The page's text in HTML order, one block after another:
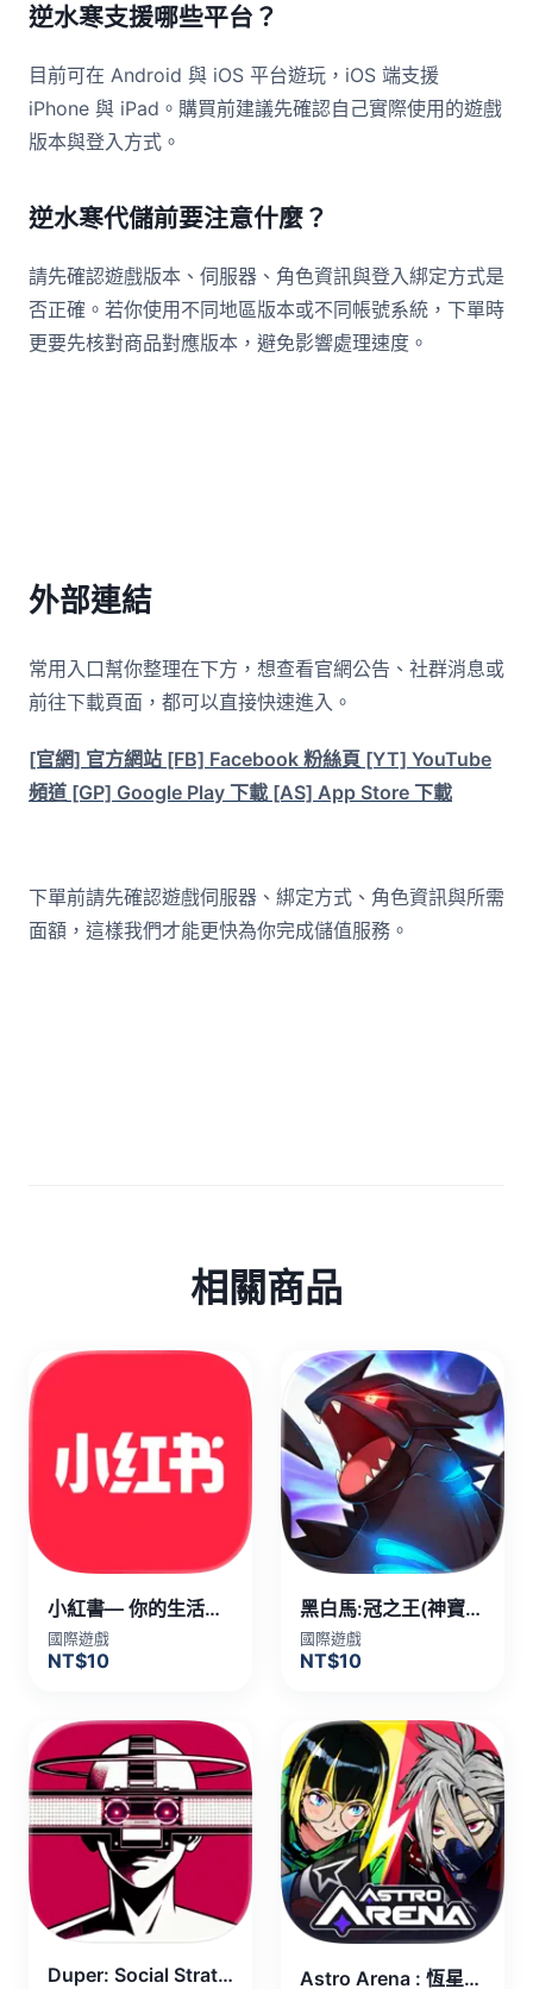
逆水寒支援哪些平台？
目前可在 Android 與 iOS 平台遊玩，iOS 端支援
iPhone 與 iPad。購買前建議先確認自己實際使用的遊戲
版本與登入方式。
逆水寒代儲前要注意什麼？
請先確認遊戲版本、伺服器、角色資訊與登入綁定方式是
否正確。若你使用不同地區版本或不同帳號系統，下單時
更要先核對商品對應版本，避免影響處理速度。
外部連結
常用入口幫你整理在下方，想查看官網公告、社群消息或
前往下載頁面，都可以直接快速進入。
[官網] 官方網站 [FB] Facebook 粉絲頁 [YT] YouTube
頻道 [GP] Google Play 下載 [AS] App Store 下載
下單前請先確認遊戲伺服器、綁定方式、角色資訊與所需
面額，這樣我們才能更快為你完成儲值服務。
相關商品
小紅書— 你的生活興趣社區 代儲值
國際遊戲
NT$10
黑白馬:冠之王(神寶) 代儲值
國際遊戲
NT$10
Duper: Social Strategy Game Astro Arena : 恆星激鬥PvP 代儲值